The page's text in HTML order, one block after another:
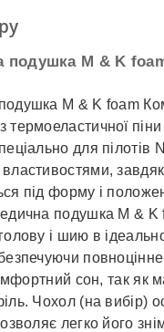
подушка M & K
M & K foam
термоеластичної
для пілотів
під форму і
подушка M & K
і шию в
сон, так як
Чохол (на вибір)
легко його